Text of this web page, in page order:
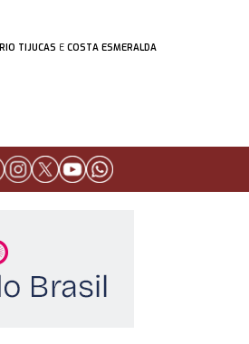
TIJUCAS E COSTA ESMERALDA